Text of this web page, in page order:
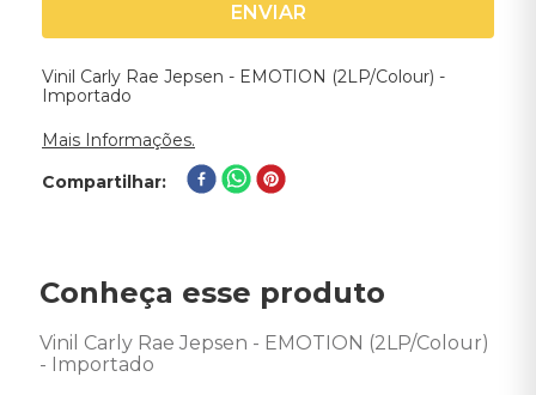
ENVIAR
Vinil Carly Rae Jepsen - EMOTION (2LP/Colour) -
Importado
Mais Informações.
Compartilhar
Conheça esse produto
Vinil Carly Rae Jepsen - EMOTION (2LP/Colour)
- Importado